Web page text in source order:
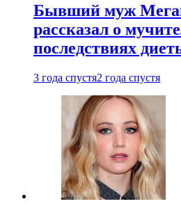
Бывший муж
рассказал о
последствиях
3 года спустя2 года спустя